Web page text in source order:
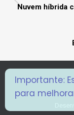
Nuvem híbrida
Importante:
para